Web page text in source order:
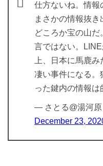
仕方ないね。情報
まさかの情報抜き
どころか宝の山
言ではない。
上、日本に馬鹿
凄い事件になる。
った鍵内の情報は
— さとる@湯河
December 23,